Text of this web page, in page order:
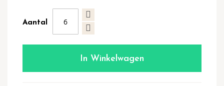
Aantal
In Winkelwagen